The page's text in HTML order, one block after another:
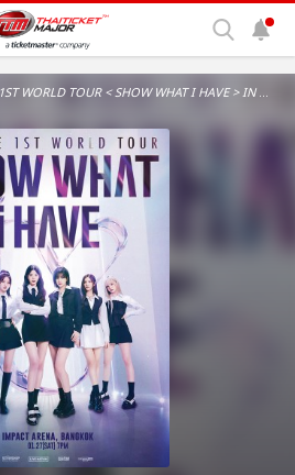
WORLD TOUR < SHOW WHAT I HAVE > IN BANGKOK